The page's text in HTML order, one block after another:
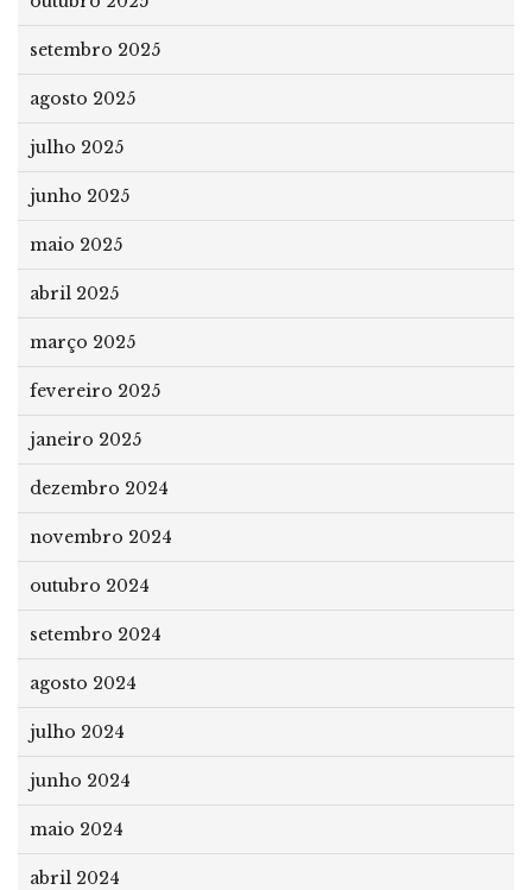
setembro 2025
agosto 2025
julho 2025
junho 2025
maio 2025
abril 2025
março 2025
fevereiro 2025
janeiro 2025
dezembro 2024
novembro 2024
outubro 2024
setembro 2024
agosto 2024
julho 2024
junho 2024
maio 2024
abril 2024